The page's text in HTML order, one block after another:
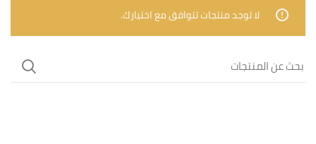
لا توجد منتجات تتوافق مع اختيارك.